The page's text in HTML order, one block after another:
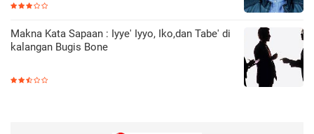
Makna Kata Sapaan : Iyye' Iyyo, Iko,dan Tabe' di
kalangan Bugis Bone